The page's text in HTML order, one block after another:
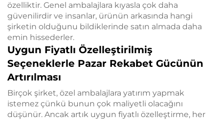
özelliktir. Genel ambalajlara kıyasla çok daha
güvenilirdir ve insanlar, ürünün arkasında hangi
şirketin olduğunu bildiklerinde satın almada daha
emin hissederler.
Uygun Fiyatlı Özelleştirilmiş
Seçeneklerle Pazar Rekabet Gücünün
Artırılması
Birçok şirket, özel ambalajlara yatırım yapmak
istemez çünkü bunun çok maliyetli olacağını
düşünür. Ancak artık uygun fiyatlı özelleştirme, her